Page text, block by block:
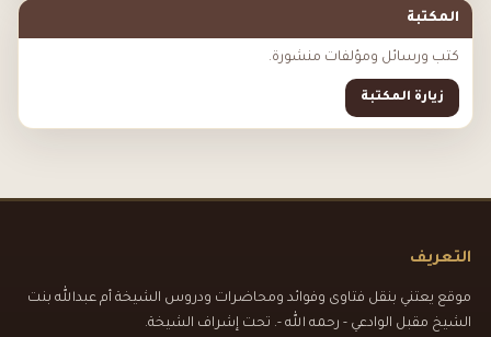
المكتبة
كتب ورسائل ومؤلفات منشورة.
زيارة المكتبة
التعريف
موقع يعتني بنقل فتاوى وفوائد ومحاضرات ودروس الشيخة أم عبدالله بنت
الشيخ مقبل الوادعي - رحمه الله -. تحت إشراف الشيخة.